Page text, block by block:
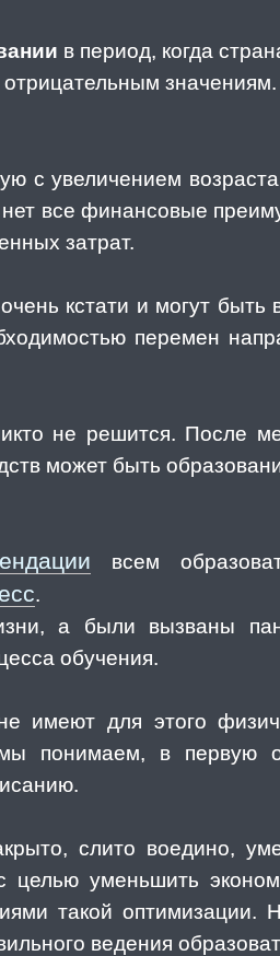
в период, когда
с увеличением
все финансовые
затрат.
кстати и могут быть
перемен
не решится. После
может быть
всем
.
а были вызваны
обучения.
имеют для этого
понимаем, в первую
слито воедино,
целью уменьшить
такой оптимизации.
ведения